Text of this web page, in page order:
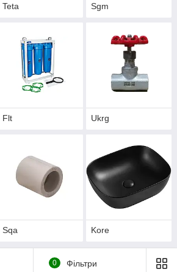
Teta Sgm
Flt Ukrg
Sqa Kore
0 Фільтри